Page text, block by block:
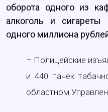
оборота одного из
алкоголь и
одного миллиона
– Полицейские
и 440 пачек
областном